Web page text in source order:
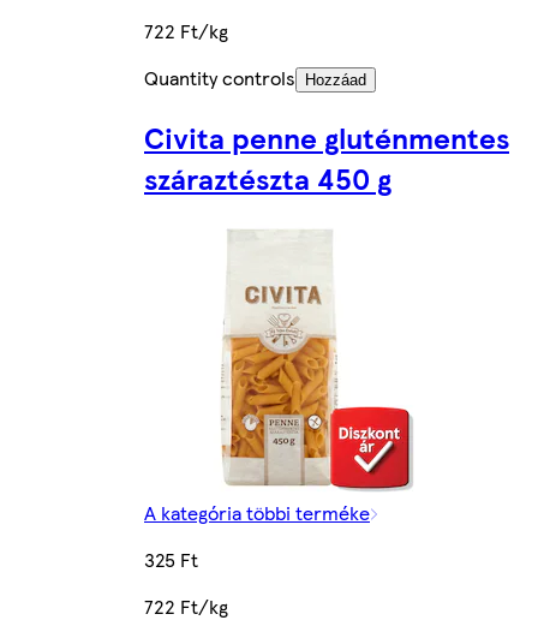
722 Ft/kg
Quantity controls
Hozzáad
Civita penne gluténmentes
száraztészta 450 g
A kategória többi terméke
325 Ft
722 Ft/kg